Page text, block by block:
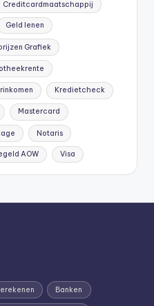
Creditcardmaatschappij
Geld lenen
Grafiek
Kredietcheck
Mastercard
Notaris
AOW Visa
Banken